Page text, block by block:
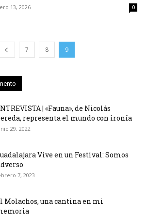
13, 2026 0
7 8 9
| «Fauna», de Nicolás
representa el mundo con ironía
29, 2022
Vive en un Festival: Somos
7, 2023
Molachos, una cantina en mi